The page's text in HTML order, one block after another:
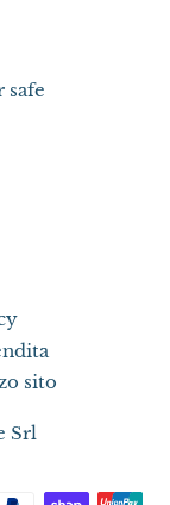
safe
sito
Srl